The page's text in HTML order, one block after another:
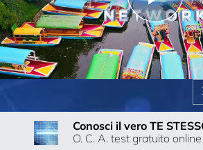
Play
Conosci il vero TE
O. C. A. test gratuito online